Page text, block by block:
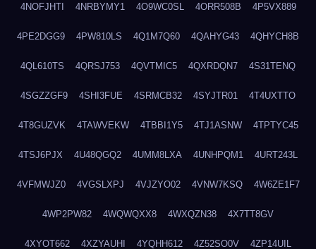
4NOFJHTI 4NRBYMY1 4O9WC0SL 4ORR508B 4P5VX889
4PE2DGG9 4PW810LS 4Q1M7Q60 4QAHYG43 4QHYCH8B
4QL610TS 4QRSJ753 4QVTMIC5 4QXRDQN7 4S31TENQ
4SGZZGF9 4SHI3FUE 4SRMCB32 4SYJTR01 4T4UXTTO
4T8GUZVK 4TAWVEKW 4TBBI1Y5 4TJ1ASNW 4TPTYC45
4TSJ6PJX 4U48QGQ2 4UMM8LXA 4UNHPQM1 4URT243L
4VFMWJZ0 4VGSLXPJ 4VJZYO02 4VNW7KSQ 4W6ZE1F7
4WP2PW82 4WQWQXX8 4WXQZN38 4X7TT8GV
4XYOT662 4XZYAUHI 4YQHH612 4Z52SO0V 4ZP14UIL